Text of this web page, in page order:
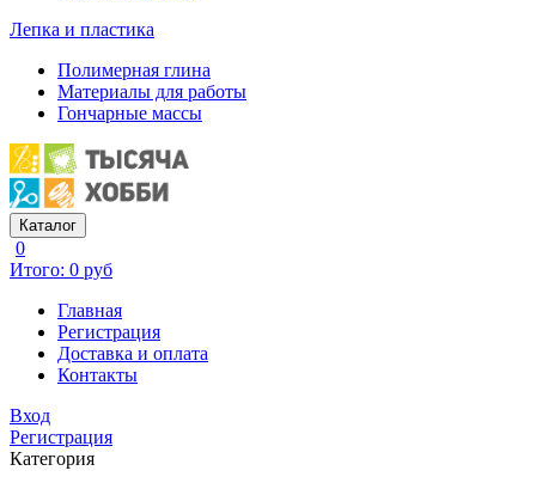
Лепка и пластика
Полимерная глина
Материалы для работы
Гончарные массы
Каталог
0
Итого: 0 руб
Главная
Регистрация
Доставка и оплата
Контакты
Вход
Регистрация
Категория